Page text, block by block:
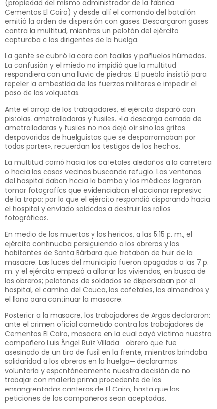
(propiedad del mismo administrador de la fábrica
Cementos El Cairo) y desde allí el comando del batallón
emitió la orden de dispersión con gases. Descargaron gases
contra la multitud, mientras un pelotón del ejército
capturaba a los dirigentes de la huelga.
La gente se cubrió la cara con toallas y pañuelos húmedos.
La confusión y el miedo no impidió que la multitud
respondiera con una lluvia de piedras. El pueblo insistió para
repeler la embestida de las fuerzas militares e impedir el
paso de las volquetas.
Ante el arrojo de los trabajadores, el ejército disparó con
pistolas, ametralladoras y fusiles. «La descarga cerrada de
ametralladoras y fusiles no nos dejó oír sino los gritos
despavoridos de huelguistas que se desparramaban por
todas partes», recuerdan los testigos de los hechos.
La multitud corrió hacia los cafetales aledaños a la carretera
o hacia las casas vecinas buscando refugio. Las ventanas
del hospital daban hacia la bomba y los médicos lograron
tomar fotografías que evidenciaban el accionar represivo
de la tropa; por lo que el ejército respondió disparando hacia
el hospital y enviado soldados a destruir los rollos
fotográficos.
En medio de los muertos y los heridos, a las 5:15 p. m., el
ejército continuaba persiguiendo a los obreros y los
habitantes de Santa Bárbara que trataban de huir de la
masacre. Las luces del municipio fueron apagadas a las 7 p.
m. y el ejército empezó a allanar las viviendas, en busca de
los obreros; pelotones de soldados se dispersaban por el
hospital, el camino del Cauca, los cafetales, los almendros y
el llano para continuar la masacre.
Posterior a la masacre, los trabajadores de Argos declararon:
ante el crimen oficial cometido contra los trabajadores de
Cementos El Cairo, masacre en la cual cayó víctima nuestro
compañero Luis Ángel Ruíz Villada ─obrero que fue
asesinado de un tiro de fusil en la frente, mientras brindaba
solidaridad a los obreros en la huelga─ declaramos
voluntaria y espontáneamente nuestra decisión de no
trabajar con materia prima procedente de las
ensangrentadas canteras de El Cairo, hasta que las
peticiones de los compañeros sean aceptadas.